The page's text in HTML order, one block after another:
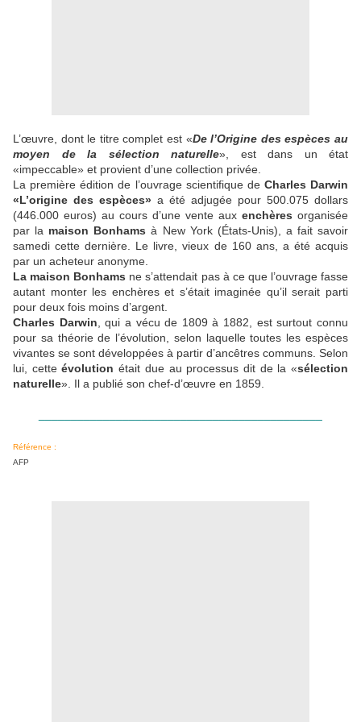
L’œuvre, dont le titre complet est «De l’Origine des espèces au
moyen de la sélection naturelle», est dans un état
«impeccable» et provient d’une collection privée.
L a première édition de l’ouvrage scientifique de Charles Darwin
«L’origine des espèces» a été adjugée pour 500.075 dollars
(446.000 euros) au cours d’une vente aux enchères organisée
par la maison Bonhams à New York (États-Unis), a fait savoir
samedi cette dernière. Le livre, vieux de 160 ans, a été acquis
par un acheteur anonyme.
La maison Bonhams ne s’attendait pas à ce que l’ouvrage fasse
autant monter les enchères et s’était imaginée qu’il serait parti
pour deux fois moins d’argent.
Charles Darwin , qui a vécu de 1809 à 1882, est surtout connu
pour sa théorie de l’évolution, selon laquelle toutes les espèces
vivantes se sont développées à partir d’ancêtres communs. Selon
lui, cetteévolution était due au processus dit de la «sélection
naturelle». Il a publié son chef-d’œuvre en 1859.
Référence :
AFP